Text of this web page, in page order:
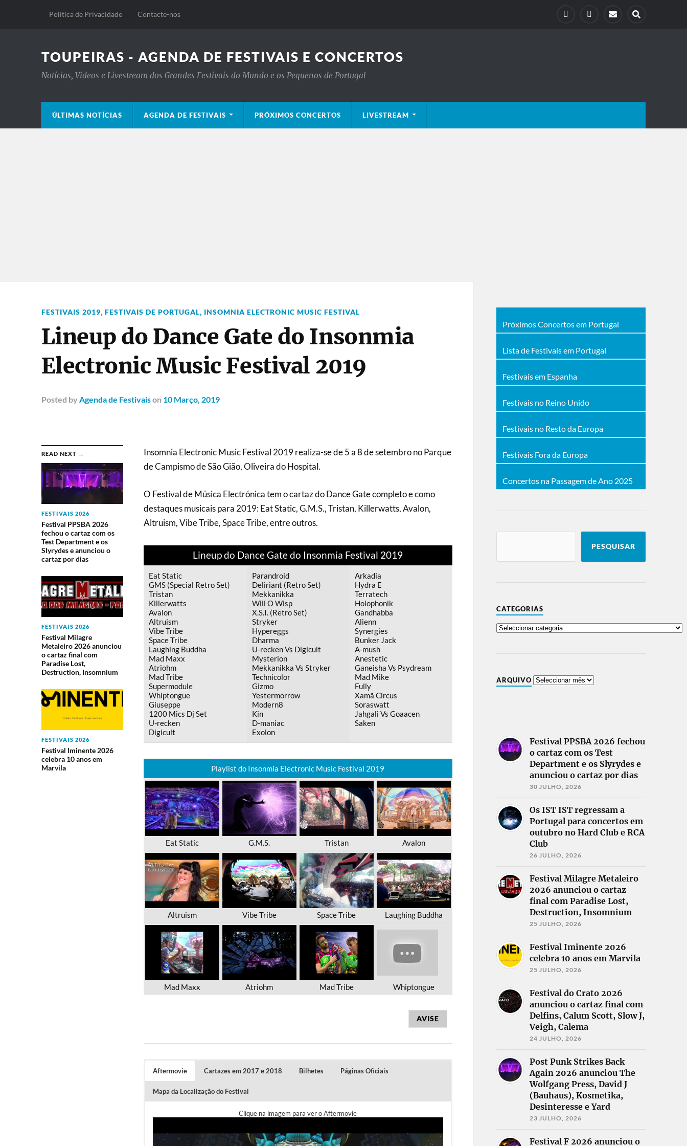
Política de Privacidade Contacte-nos
TOUPEIRAS - AGENDA DE FESTIVAIS E CONCERTOS
Notícias, Vídeos e Livestream dos Grandes Festivais do Mundo e os Pequenos de Portugal
ÚLTIMAS NOTÍCIAS AGENDA DE FESTIVAIS PRÓXIMOS CONCERTOS LIVESTREAM
FESTIVAIS 2019, FESTIVAIS DE PORTUGAL, INSOMNIA ELECTRONIC MUSIC FESTIVAL
Lineup do Dance Gate do Insonmia
Electronic Music Festival 2019
Posted by Agenda de Festivaison 10 Março, 2019
READ NEXT →
FESTIVAIS 2026
Festival PPSBA 2026
fechou o cartaz com os
Test Department e os
Slyrydes e anunciou o
cartaz por dias
FESTIVAIS 2026
Festival Milagre
Metaleiro 2026 anunciou
o cartaz final com
Paradise Lost,
Destruction, Insomnium
FESTIVAIS 2026
Festival Iminente 2026
celebra 10 anos em
Marvila
Insomnia Electronic Music Festival 2019 realiza-se de 5 a 8 de setembro no Parque
de Campismo de São Gião, Oliveira do Hospital.
O Festival de Música Electrónica tem o cartaz do Dance Gate completo e como
destaques musicais para 2019: Eat Static, G.M.S., Tristan, Killerwatts, Avalon,
Altruism, Vibe Tribe, Space Tribe, entre outros.
Lineup do Dance Gate do Insonmia Festival 2019
Eat Static
GMS (Special Retro Set)
Tristan
Killerwatts
Avalon
Altruism
Vibe Tribe
Space Tribe
Laughing Buddha
Mad Maxx
Atriohm
Mad Tribe
Supermodule
Whiptongue
Giuseppe
1200 Mics Dj Set
U-recken
Digicult
Parandroid
Deliriant (Retro Set)
Mekkanikka
Will O Wisp
X.S.I. (Retro Set)
Stryker
Hypereggs
Dharma
U-recken Vs Digicult
Mysterion
Mekkanikka Vs Stryker
Technicolor
Gizmo
Yestermorrow
Modern8
Kin
D-maniac
Exolon
Arkadia
Hydra E
Terratech
Holophonik
Gandhabba
Alienn
Synergies
Bunker Jack
A-mush
Anestetic
Ganeisha Vs Psydream
Mad Mike
Fully
Xamã Circus
Soraswatt
Jahgali Vs Goaacen
Saken
Playlist do Insonmia Electronic Music Festival 2019
Eat Static G.M.S. Tristan Avalon
Altruism Vibe Tribe Space Tribe Laughing Buddha
Mad Maxx Atriohm Mad Tribe Whiptongue
AVISE
Aftermovie Cartazes em 2017 e 2018 Bilhetes Páginas Oficiais
Mapa da Localização do Festival
Clique na imagem para ver o Aftermovie
Próximos Concertos em Portugal
Lista de Festivais em Portugal
Festivais em Espanha
Festivais no Reino Unido
Festivais no Resto da Europa
Festivais Fora da Europa
Concertos na Passagem de Ano 2025
PESQUISAR
CATEGORIAS
ARQUIVO
Festival PPSBA 2026 fechou
o cartaz com os Test
Department e os Slyrydes e
anunciou o cartaz por dias
30 JULHO, 2026
Os IST IST regressam a
Portugal para concertos em
outubro no Hard Club e RCA
Club
26 JULHO, 2026
Festival Milagre Metaleiro
2026 anunciou o cartaz
final com Paradise Lost,
Destruction, Insomnium
25 JULHO, 2026
Festival Iminente 2026
celebra 10 anos em Marvila
25 JULHO, 2026
Festival do Crato 2026
anunciou o cartaz final com
Delfins, Calum Scott, Slow J,
Veigh, Calema
24 JULHO, 2026
Post Punk Strikes Back
Again 2026 anunciou The
Wolfgang Press, David J
(Bauhaus), Kosmetika,
Desinteresse e Yard
23 JULHO, 2026
Festival F 2026 anunciou o